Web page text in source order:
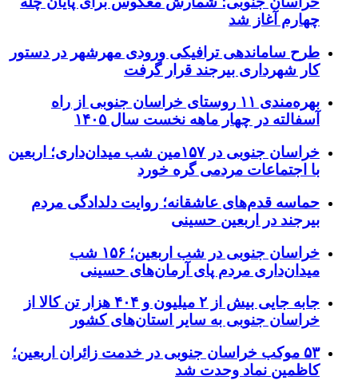
چهارم آغاز شد
طرح ساماندهی ترافیکی ورودی مهرشهر در دستور
کار شهرداری بیرجند قرار گرفت
بهره‌مندی ۱۱ روستای خراسان جنوبی از راه
آسفالته در چهار ماهه نخست سال ۱۴۰۵
خراسان جنوبی در ۱۵۷مین شب میدان‌داری؛ اربعین
با اجتماعات مردمی گره خورد
حماسه قدم‌های عاشقانه؛ روایت دلدادگی مردم
بیرجند در اربعین حسینی
خراسان جنوبی در شب اربعین؛ ۱۵۶ شب
میدان‌داری مردم پای آرمان‌های حسینی
جابه جایی بیش از ۲ میلیون و ۴۰۴ هزار تن کالا از
خراسان جنوبی به سایر استان‌های کشور
۵۳ موکب خراسان جنوبی در خدمت زائران اربعین؛
کاظمین نماد وحدت شد